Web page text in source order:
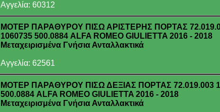
Αγγελία: 60312
ΜΟΤΕΡ ΠΑΡΑΘΥΡΟΥ ΠΙΣΩ ΑΡΙΣΤΕΡΗΣ ΠΟΡΤΑΣ
1060735 500.0884 ALFA ROMEO GIULIETTA 2016 - 2018
Μεταχειρισμένα Γνήσια Ανταλλακτικά
Αγγελία: 62561
ΜΟΤΕΡ ΠΑΡΑΘΥΡΟΥ ΠΙΣΩ ΔΕΞΙΑΣ ΠΟΡΤΑΣ 72.019.003
500.0884 ALFA ROMEO GIULIETTA 2016 - 2018
Μεταχειρισμένα Γνήσια Ανταλλακτικά